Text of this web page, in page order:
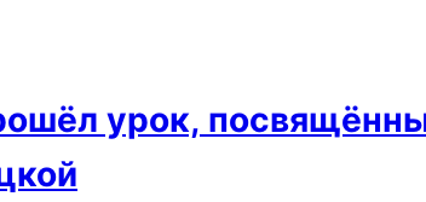
урок,